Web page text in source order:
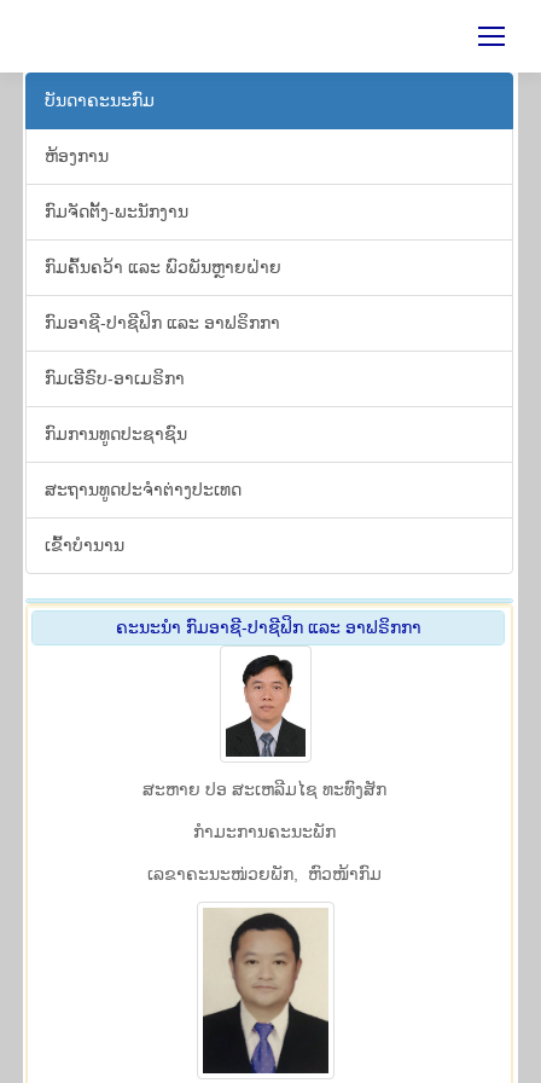
ບັນ​ດາ​ຄະ​ນະ​ກົມ
ຫ້ອງ​ການ
​ກົມ​ຈັດ​ຕັ້ງ-ພະ​ນັກ​ງານ
ກົມຄົ້ນຄວ້າ ແລະ ພົວ​ພັນຫຼາຍ​ຝ່າຍ
ກົມອາຊີ-ປາຊີຟິກ ແລະ ອາຟຣິກກາ
ກົມເອີຣົບ-ອາເມຣິກາ
ກົມ​ການ​ທູດ​ປະ​ຊາ​ຊົນ
​ສະ​ຖານ​ທູດ​ປະ​ຈຳ​ຕ່າງ​ປະ​ເທດ
ເຂົ້າ​ບຳ​ນານ
ຄະ​ນະ​ນຳ ກົມອາຊີ-ປາຊີຟິກ ແລະ ອາຟຣິກກາ
ສະຫາຍ ປອ ສະເຫລີມໄຊ ທະ​ທົງ​ສັກ
ກໍາມະການຄະນະພັກ
​ເລ​ຂາ​ຄະ​ນະ​ໜ່ວຍ​ພັກ, ຫົວ​ໜ້າ​ກົມ